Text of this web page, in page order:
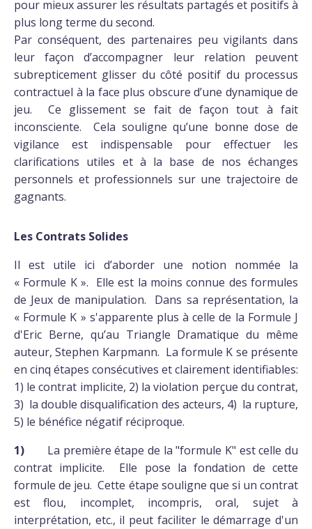
pour mieux assurer les résultats partagés et positifs à
plus long terme du second.
Par conséquent, des partenaires peu vigilants dans
leur façon d’accompagner leur relation peuvent
subrepticement glisser du côté positif du processus
contractuel à la face plus obscure d’une dynamique de
jeu. Ce glissement se fait de façon tout à fait
inconsciente. Cela souligne qu’une bonne dose de
vigilance est indispensable pour effectuer les
clarifications utiles et à la base de nos échanges
personnels et professionnels sur une trajectoire de
gagnants.
Les Contrats Solides
Il est utile ici d’aborder une notion nommée la
« Formule K ». Elle est la moins connue des formules
de Jeux de manipulation. Dans sa représentation, la
« Formule K » s'apparente plus à celle de la Formule J
d'Eric Berne, qu’au Triangle Dramatique du même
auteur, Stephen Karpmann. La formule K se présente
en cinq étapes consécutives et clairement identifiables:
1) le contrat implicite, 2) la violation perçue du contrat,
3) la double disqualification des acteurs, 4) la rupture,
5) le bénéfice négatif réciproque.
1) La première étape de la "formule K" est celle du
contrat implicite. Elle pose la fondation de cette
formule de jeu. Cette étape souligne que si un contrat
est flou, incomplet, incompris, oral, sujet à
interprétation, etc., il peut faciliter le démarrage d'un